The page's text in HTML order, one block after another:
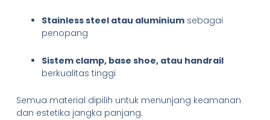
Stainless steel atau aluminiumsebagai
penopang
Sistem clamp, base shoe, atau handrail
berkualitas tinggi
Semua material dipilih untuk menunjang keamanan
dan estetika jangka panjang.